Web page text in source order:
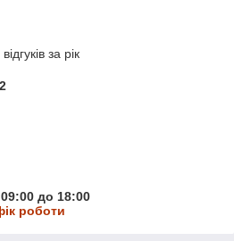
857 ₴
за рік
до 18:00
роботи